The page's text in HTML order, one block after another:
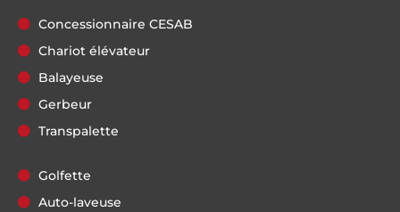
Concessionnaire CESAB
Chariot élévateur
Balayeuse
Gerbeur
Transpalette
Golfette
Auto-laveuse